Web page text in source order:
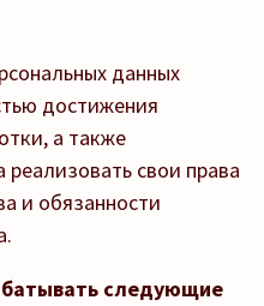
данных
достижения
а также
свои права
и обязанности
следующие